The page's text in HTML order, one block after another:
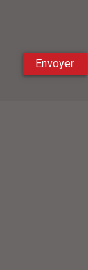
Envoyer